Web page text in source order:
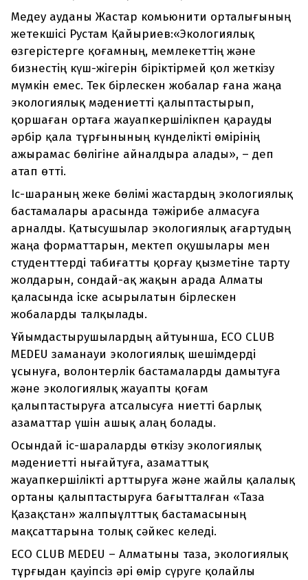
Медеу ауданы Жастар комьюнити орталығының
жетекшісі Рустам Қайыриев:«Экологиялық
өзгерістерге қоғамның, мемлекеттің және
бизнестің күш-жігерін біріктірмей қол жеткізу
мүмкін емес. Тек бірлескен жобалар ғана жаңа
экологиялық мәдениетті қалыптастырып,
қоршаған ортаға жауапкершілікпен қарауды
әрбір қала тұрғынының күнделікті өмірінің
ажырамас бөлігіне айналдыра алады», – деп
атап өтті.
Іс-шараның жеке бөлімі жастардың экологиялық
бастамалары арасында тәжірибе алмасуға
арналды. Қатысушылар экологиялық ағартудың
жаңа форматтарын, мектеп оқушылары мен
студенттерді табиғатты қорғау қызметіне тарту
жолдарын, сондай-ақ жақын арада Алматы
қаласында іске асырылатын бірлескен
жобаларды талқылады.
Ұйымдастырушылардың айтуынша, ECO CLUB
MEDEU заманауи экологиялық шешімдерді
ұсынуға, волонтерлік бастамаларды дамытуға
және экологиялық жауапты қоғам
қалыптастыруға атсалысуға ниетті барлық
азаматтар үшін ашық алаң болады.
Осындай іс-шараларды өткізу экологиялық
мәдениетті нығайтуға, азаматтық
жауапкершілікті арттыруға және жайлы қалалық
ортаны қалыптастыруға бағытталған «Таза
Қазақстан» жалпыұлттық бастамасының
мақсаттарына толық сәйкес келеді.
ECO CLUB MEDEU – Алматыны таза, экологиялық
тұрғыдан қауіпсіз әрі өмір сүруге қолайлы